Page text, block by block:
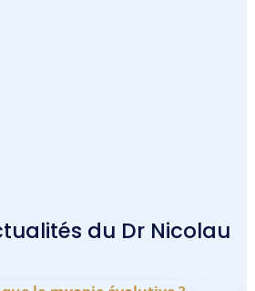
du Dr Nicolau